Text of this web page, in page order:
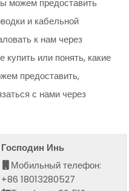
можем предоставить
и кабельной
к нам через
или понять, какие
предоставить,
с нами через
Господин Инь
Мобильный телефон:
+86 18013280527